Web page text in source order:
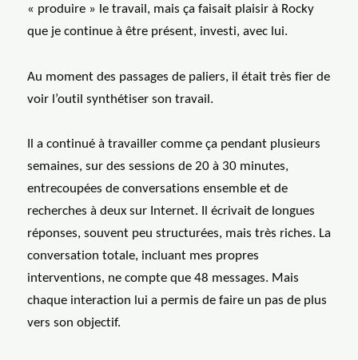
« produire » le travail, mais ça faisait plaisir à Rocky
que je continue à être présent, investi, avec lui.
Au moment des passages de paliers, il était très fier de
voir l’outil synthétiser son travail.
Il a continué à travailler comme ça pendant plusieurs
semaines, sur des sessions de 20 à 30 minutes,
entrecoupées de conversations ensemble et de
recherches à deux sur Internet. Il écrivait de longues
réponses, souvent peu structurées, mais très riches. La
conversation totale, incluant mes propres
interventions, ne compte que 48 messages. Mais
chaque interaction lui a permis de faire un pas de plus
vers son objectif.